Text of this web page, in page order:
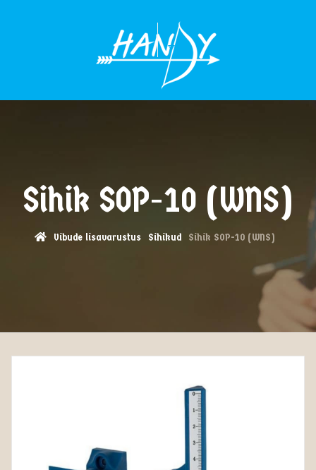
Sihik SOP-10 (WNS)
Vibude lisavarustus Sihikud Sihik SOP-10 (WNS)